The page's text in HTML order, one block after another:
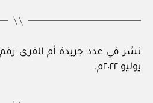
يوليو ٢٠٢٢م.